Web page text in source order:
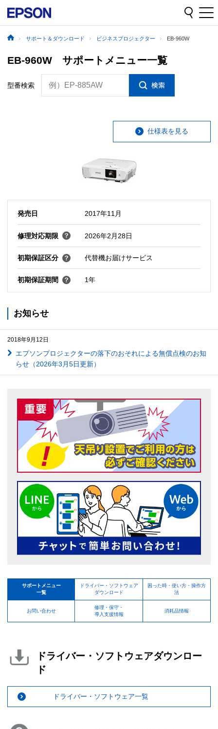
サポート＆ダウンロード ビジネスプロジェクター EB-960W
EB-960W サポートメニュー一覧
型番検索 例）EP-885AW
仕様表を見る
発売日 2017年11月
修理対応期限 2026年2月28日
初期保証区分 代替機お届けサービス
初期保証期間 1年
お知らせ
2018年9月12日
エプソンプロジェクターの落下のおそれによる無償点検のお知
らせ（2026年3月5日更新）
サポートメニュー
一覧
ドライバー・ソフトウェア
ダウンロード
困った時・使い方・操作方
法
お問い合わせ
修理・保守・
導入支援情報
消耗品情報
ドライバー・ソフトウェアダウンロー
ド
ドライバー・ソフトウェア一覧